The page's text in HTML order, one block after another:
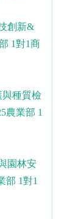
創新&
1對1商
與種質檢
農業部 1
園林安
部 1對1